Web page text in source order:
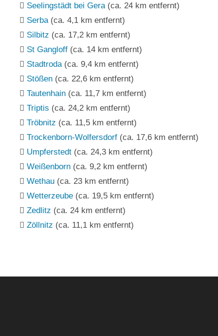
Seelingstädt bei Gera (ca. 24 km entfernt)
Serba (ca. 4,1 km entfernt)
Silbitz (ca. 17,2 km entfernt)
St Gangloff (ca. 14 km entfernt)
Stadtroda (ca. 9,4 km entfernt)
Stößen (ca. 22,6 km entfernt)
Tautenhain (ca. 11,7 km entfernt)
Triptis (ca. 24,2 km entfernt)
Tröbnitz (ca. 11,5 km entfernt)
Trockenborn-Wolfersdorf (ca. 17,6 km entfernt)
Umpferstedt (ca. 24,3 km entfernt)
Weißenborn (ca. 9,2 km entfernt)
Wethau (ca. 23 km entfernt)
Wetterzeube (ca. 19,5 km entfernt)
Zedlitz (ca. 24 km entfernt)
Zöllnitz (ca. 11,1 km entfernt)